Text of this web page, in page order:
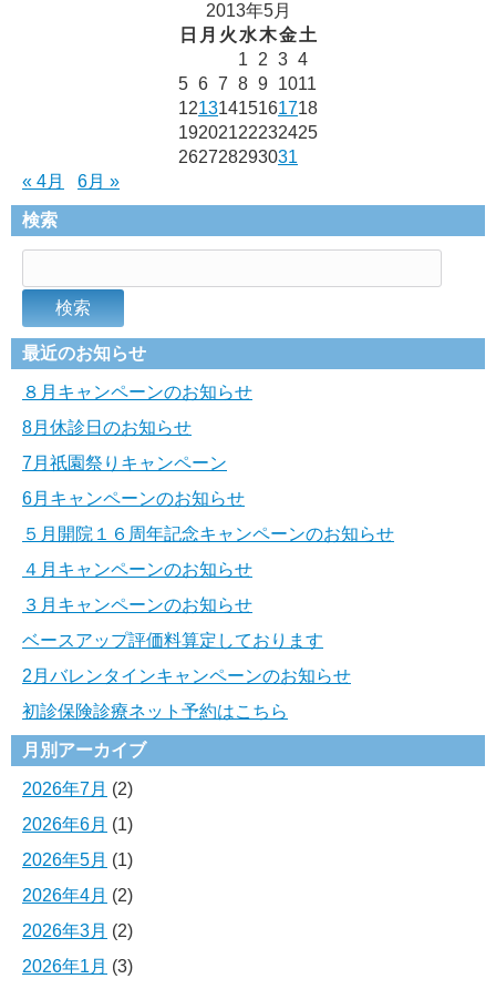
2013年5月
日 月 火 水木金土
1
2 3 4
5 6 7 8 9 1011
12131415161718
19202122232425
262728293031
« 4月
6月 »
検索
最近のお知らせ
８月キャンペーンのお知らせ
8月休診日のお知らせ
7月祇園祭りキャンペーン
6月キャンペーンのお知らせ
５月開院１６周年記念キャンペーンのお知らせ
４月キャンペーンのお知らせ
３月キャンペーンのお知らせ
ベースアップ評価料算定しております
2月バレンタインキャンペーンのお知らせ
初診保険診療ネット予約はこちら
月別アーカイブ
2026年7月 (2)
2026年6月 (1)
2026年5月 (1)
2026年4月 (2)
2026年3月 (2)
2026年1月 (3)